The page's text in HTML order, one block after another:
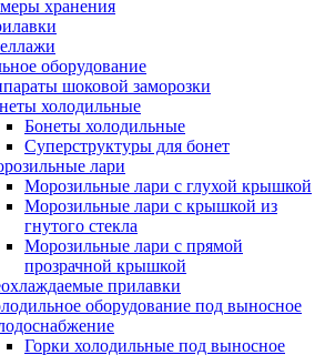
хранения
оборудование
шоковой заморозки
холодильные
Бонеты холодильные
Суперструктуры для бонет
лари
Морозильные лари с глухой крышкой
Морозильные лари с крышкой из
гнутого стекла
Морозильные лари с прямой
прозрачной крышкой
прилавки
оборудование под выносное
Горки холодильные под выносное